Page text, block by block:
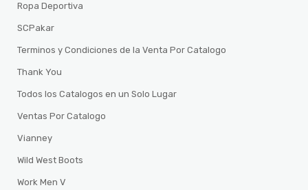
Ropa Deportiva
SCPakar
Terminos y Condiciones de la Venta Por Catalogo
Thank You
Todos los Catalogos en un Solo Lugar
Ventas Por Catalogo
Vianney
Wild West Boots
Work Men V